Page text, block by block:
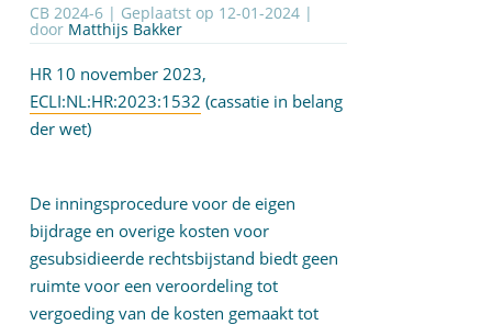
CB 2024-6 | Geplaatst op 12-01-2024 |
door Matthijs Bakker
HR 10 november 2023,
ECLI:NL:HR:2023:1532 (cassatie in belang
der wet)
De inningsprocedure voor de eigen
bijdrage en overige kosten voor
gesubsidieerde rechtsbijstand biedt geen
ruimte voor een veroordeling tot
vergoeding van de kosten gemaakt tot